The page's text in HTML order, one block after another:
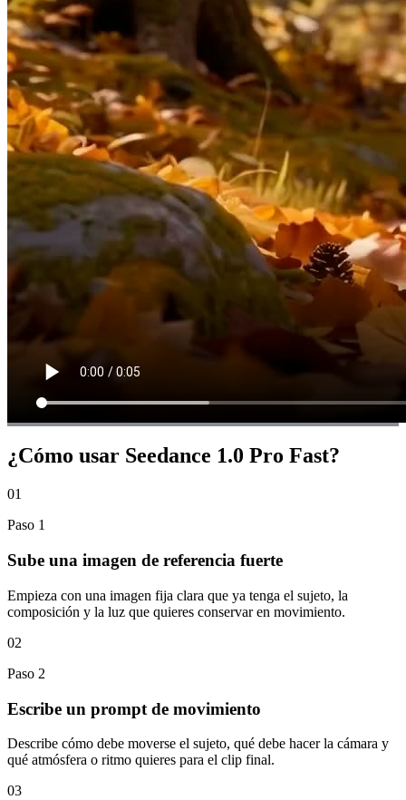
¿Cómo usar Seedance 1.0 Pro Fast?
01
Paso 1
Sube una imagen de referencia fuerte
Empieza con una imagen fija clara que ya tenga el sujeto, la
composición y la luz que quieres conservar en movimiento.
02
Paso 2
Escribe un prompt de movimiento
Describe cómo debe moverse el sujeto, qué debe hacer la cámara y
qué atmósfera o ritmo quieres para el clip final.
03